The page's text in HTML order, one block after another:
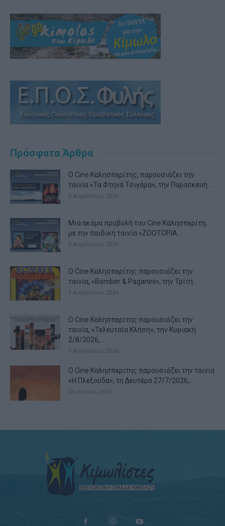
Πρόσφατα Άρθρα
Ο Cine Καλησπερίτης, παρουσιάζει την
ταινία «Τα Φτηνά Τσιγάρα», την Παρασκευή...
5 Αυγούστου, 2026
Μια ακόμα προβολή του Cine Καλησπερίτη,
με την παιδική ταινία «ZOOTOPIA...
5 Αυγούστου, 2026
Ο Cine Καλησπερίτης παρουσιάζει την
ταινία, «Bomber & Paganini», την Τρίτη...
3 Αυγούστου, 2026
Ο Cine Καλησπερίτης παρουσιάζει την
ταινία, «Τελευταία Κλήση», την Κυριακή
2/8/2026,...
1 Αυγούστου, 2026
Ο Cine Καλησπερίτης παρουσιάζει την ταινία
«Η Πλεξούδα», τη Δευτέρα 27/7/2026,...
26 Ιουλίου, 2026